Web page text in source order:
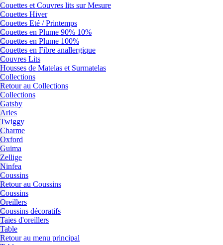
Couettes et Couvres lits sur Mesure
Couettes Hiver
Couettes Eté / Printemps
Couettes en Plume 90% 10%
Couettes en Plume 100%
Couettes en Fibre anallergique
Couvres Lits
Housses de Matelas et Surmatelas
Collections
Retour au Collections
Collections
Gatsby
Arles
Twiggy
Charme
Oxford
Guima
Zellige
Ninfea
Coussins
Retour au Coussins
Coussins
Oreillers
Coussins décoratifs
Taies d'oreillers
Table
Retour au menu principal